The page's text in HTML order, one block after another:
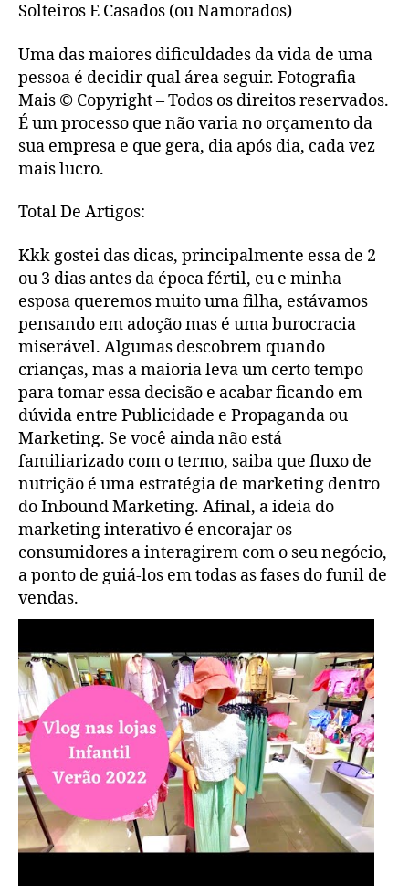
Solteiros E Casados (ou Namorados)
Uma das maiores dificuldades da vida de uma
pessoa é decidir qual área seguir. Fotografia
Mais © Copyright – Todos os direitos reservados.
É um processo que não varia no orçamento da
sua empresa e que gera, dia após dia, cada vez
mais lucro.
Total De Artigos:
Kkk gostei das dicas, principalmente essa de 2
ou 3 dias antes da época fértil, eu e minha
esposa queremos muito uma filha, estávamos
pensando em adoção mas é uma burocracia
miserável. Algumas descobrem quando
crianças, mas a maioria leva um certo tempo
para tomar essa decisão e acabar ficando em
dúvida entre Publicidade e Propaganda ou
Marketing. Se você ainda não está
familiarizado com o termo, saiba que fluxo de
nutrição é uma estratégia de marketing dentro
do Inbound Marketing. Afinal, a ideia do
marketing interativo é encorajar os
consumidores a interagirem com o seu negócio,
a ponto de guiá-los em todas as fases do funil de
vendas.